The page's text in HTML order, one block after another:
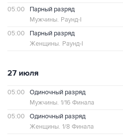
05:00
Парный разряд
Мужчины. Раунд-I
05:00
Парный разряд
Женщины. Раунд-I
27 июля
05:00
Одиночный разряд
Мужчины. 1/16 Финала
05:00
Одиночный разряд
Женщины. 1/8 Финала